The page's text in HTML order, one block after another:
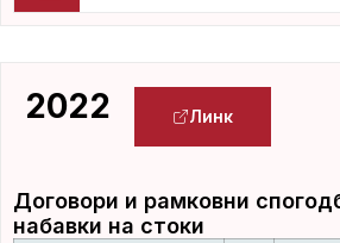
2022 Линк
Договори и рамковни
набавки на стоки